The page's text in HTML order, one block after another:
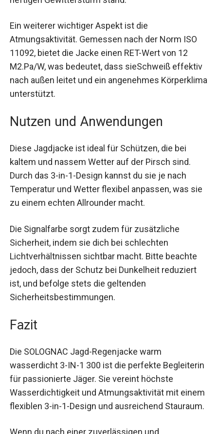
heftigen Gewittersturm stand.
Ein weiterer wichtiger Aspekt ist die
Atmungsaktivität. Gemessen nach der Norm ISO
11092, bietet die Jacke einen RET-Wert von 12
M2.Pa/W, was bedeutet, dass sieSchweiß
effektiv nach außen leitet und ein angenehmes
Körperklima unterstützt.
Nutzen und Anwendungen
Diese Jagdjacke ist ideal für Schützen, die bei
kaltem und nassem Wetter auf der Pirsch sind.
Durch das 3-in-1-Design kannst du sie je nach
Temperatur und Wetter flexibel anpassen, was
sie zu einem echten Allrounder macht.
Die Signalfarbe sorgt zudem für zusätzliche
Sicherheit, indem sie dich bei schlechten
Lichtverhältnissen sichtbar macht. Bitte beachte
jedoch, dass der Schutz bei Dunkelheit reduziert
ist, und befolge stets die geltenden
Sicherheitsbestimmungen.
Fazit
Die SOLOGNAC Jagd-Regenjacke warm
wasserdicht 3-IN-1 300 ist die perfekte
Begleiterin für passionierte Jäger. Sie vereint
höchste Wasserdichtigkeit und Atmungsaktivität
mit einem flexiblen 3-in-1-Design und
ausreichend Stauraum.